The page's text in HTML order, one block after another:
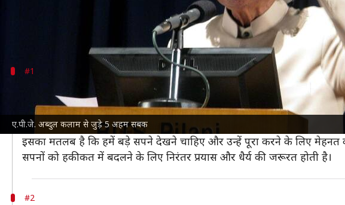
ए.पी.जे. अब्दुल कलाम से जुड़े 5 अहम सबक
उन्होंने हमेशा शिक्षा, आत्मविश्वास, मेहनत और सकारात्मक सोच पर जोर दिया।
#1
सपने देखना और उन्हें पूरा करना
कलाम का मानना था कि सपने देखने से ही हम अपने लक्ष्यों को प्राप्त कर सकते हैं।
उनका कहना था, "सपने वो नहीं जो हम सोते समय देखते हैं, बल्कि सपने वो होते
इसका मतलब है कि हमें बड़े सपने देखने चाहिए और उन्हें पूरा करने के लिए मेहनत
सपनों को हकीकत में बदलने के लिए निरंतर प्रयास और धैर्य की जरूरत होती है।
#2